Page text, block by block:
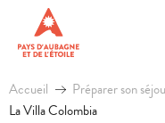
contenu
principal
Accueil Préparer son
La Villa Colombia